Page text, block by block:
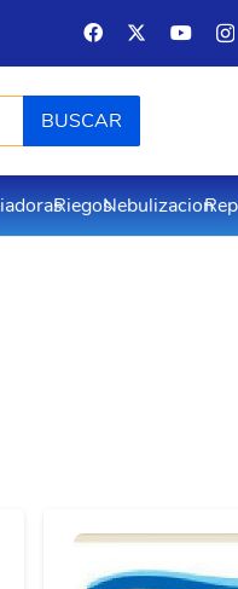
BUSCAR
RiegosNebulizacion